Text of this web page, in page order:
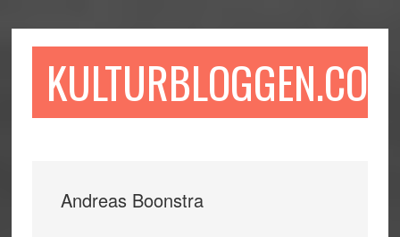
till
till
sidofältet
till
KULTURBLOGGEN.COM
Andreas Boonstra